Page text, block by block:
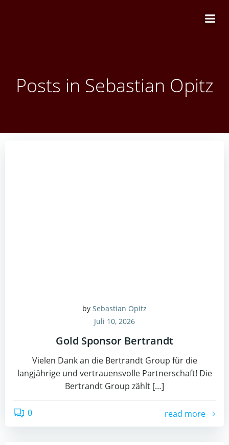
Posts in Sebastian Opitz
by Sebastian Opitz
Juli 10, 2026
Gold Sponsor Bertrandt
Vielen Dank an die Bertrandt Group für die
langjährige und vertrauensvolle Partnerschaft! Die
Bertrandt Group zählt […]
0 read more